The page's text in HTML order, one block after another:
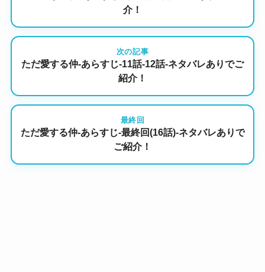
介！
次の記事
ただ愛する仲-あらすじ-11話-12話-ネタバレありでご
紹介！
最終回
ただ愛する仲-あらすじ-最終回(16話)-ネタバレありで
ご紹介！